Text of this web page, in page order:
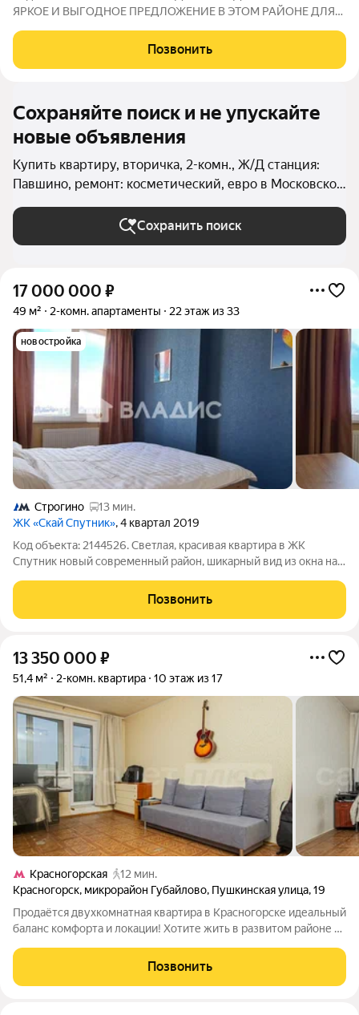
ЯРКОЕ И ВЫГОДНОЕ ПРЕДЛОЖЕНИЕ В ЭТОМ РАЙОНЕ ДЛЯ
клиенты, коллеги и друзья, предлагается к продаже 2-
комнатная квартира, расположенная на 2 этаже 4-этажного
Позвонить
Сохраняйте поиск и не упускайте
новые объявления
Купить квартиру, вторичка, 2-комн., Ж/Д станция:
Павшино, ремонт: косметический, евро в Московской
области
Сохранить поиск
17 000 000 ₽
49 м² 2-комн. апартаменты 22 этаж из 33
новостройка
Строгино
13 мин.
ЖК «Скай Спутник», 4 квартал 2019
Код объекта: 2144526. Cветлaя, краcивaя квартира в ЖК
Cпутник новый современный район, шикаpный вид из окна на
Пpoстoрнaя кухня. Haзeмный паpкинг. Зaкрытый двop от aвтo.
Большие современные детские
Позвонить
13 350 000 ₽
51,4 м² 2-комн. квартира 10 этаж из 17
Красногорская
12 мин.
Красногорск, микрорайон Губайлово, Пушкинская улица,19
Продаётся двухкомнатная квартира в Красногорске идеальный
баланс комфорта и локации! Хотите жить в развитом районе с
инфраструктурой? Представляем вам светлую и
Позвонить